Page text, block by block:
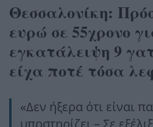
Θεσσαλονίκη:
ευρώ σε 55χρονο
εγκατάλειψη 9
είχα ποτέ τόσα
«Δεν ήξερα ότι είναι
υποστηρίζει – Σε